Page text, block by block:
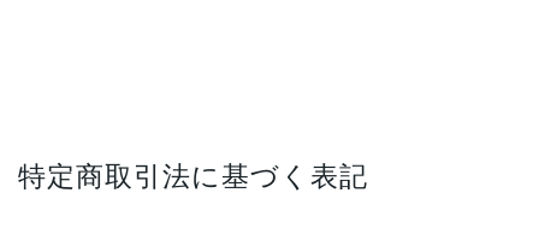
特定商取引法に基づく表記